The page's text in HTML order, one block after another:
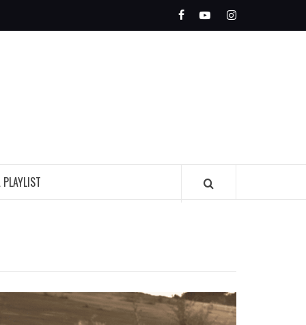
FacebookYoutubeInstagram
PLAYLIST